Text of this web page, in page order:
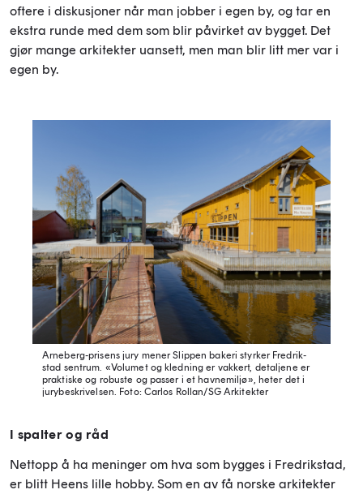
oftere i diskusjoner når man jobber i egen by, og tar en
ekstra runde med dem som blir påvirket av bygget. Det
gjør mange arkitekter uansett, men man blir litt mer var i
egen by.
Arneberg-prisens jury mener Slippen bakeri styrker Fredrik-
stad sentrum. «Volumet og kledning er vakkert, detaljene er
praktiske og robuste og passer i et havnemiljø», heter det i
jurybeskrivelsen. Foto: Carlos Rollan/SG Arkitekter
I spalter og råd
Nettopp å ha meninger om hva som bygges i Fredrikstad,
er blitt Heens lille hobby. Som en av få norske arkitekter